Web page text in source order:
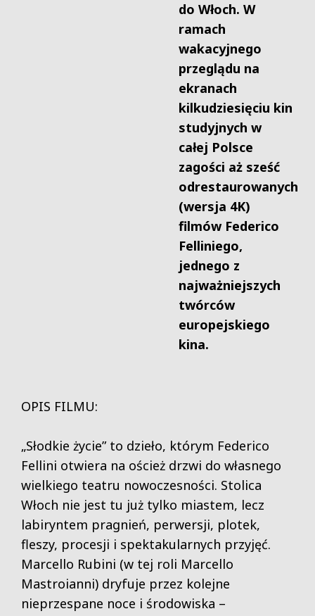
do Włoch. W
ramach
wakacyjnego
przeglądu na
ekranach
kilkudziesięciu kin
studyjnych w
całej Polsce
zagości aż sześć
odrestaurowanych
(wersja 4K)
filmów Federico
Felliniego,
jednego z
najważniejszych
twórców
europejskiego
kina.
OPIS FILMU:
„Słodkie życie” to dzieło, którym Federico
Fellini otwiera na oścież drzwi do własnego
wielkiego teatru nowoczesności. Stolica
Włoch nie jest tu już tylko miastem, lecz
labiryntem pragnień, perwersji, plotek,
fleszy, procesji i spektakularnych przyjęć.
Marcello Rubini (w tej roli Marcello
Mastroianni) dryfuje przez kolejne
nieprzespane noce i środowiska –